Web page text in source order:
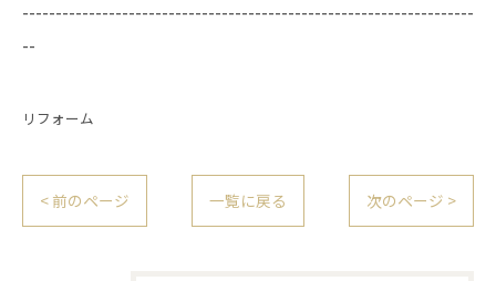
--------------------------------------------------------------------
--
リフォーム
< 前のページ 一覧に戻る 次のページ >